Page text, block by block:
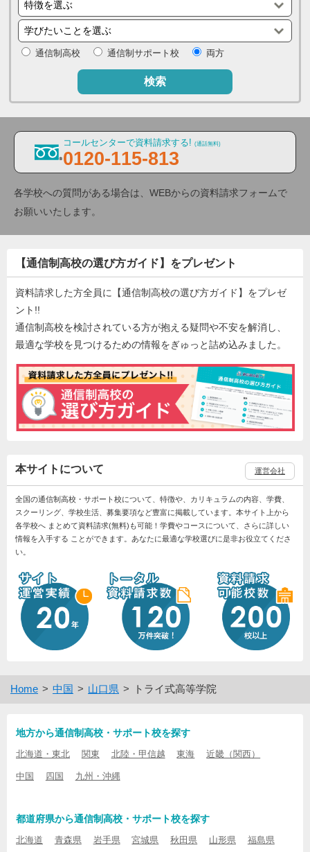
通信制高校 通信制サポート校 両方
検索
コールセンターで資料請求する! (通話無料)
0120-115-813
各学校への質問がある場合は、WEBからの資料請求フォームで
お願いいたします。
【通信制高校の選び方ガイド】をプレゼント
資料請求した方全員に【通信制高校の選び方ガイド】をプレゼ
ント!!
通信制高校を検討されている方が抱える疑問や不安を解消し、
最適な学校を見つけるための情報をぎゅっと詰め込みました。
本サイトについて 運営会社
全国の通信制高校・サポート校について、特徴や、カリキュラムの内容、学費、
スクーリング、学校生活、募集要項など豊富に掲載しています。本サイト上から
各学校へ まとめて資料請求(無料)も可能！学費やコースについて、さらに詳しい
情報を入手する ことができます。あなたに最適な学校選びに是非お役立てくださ
い。
Home 中国 山口県 トライ式高等学院
地方から通信制高校・サポート校を探す
北海道・東北 関東 北陸・甲信越 東海 近畿（関西）
中国 四国 九州・沖縄
都道府県から通信制高校・サポート校を探す
北海道 青森県 岩手県 宮城県 秋田県 山形県 福島県